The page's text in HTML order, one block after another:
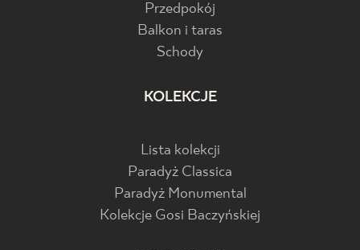
Przedpokój
Balkon i taras
Schody
KOLEKCJE
Lista kolekcji
Paradyż Classica
Paradyż Monumental
Kolekcje Gosi Baczyńskiej